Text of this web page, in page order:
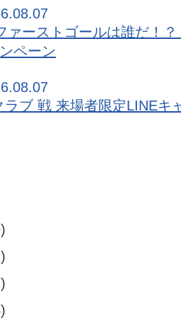
ァーストゴールは誰だ！？
ペーン
ラブ 戦 来場者限定LINEキ